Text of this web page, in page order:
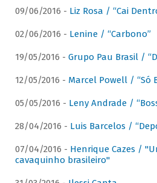
09/06/2016 - Liz Rosa / “Cai
02/06/2016 - Lenine / “Carbono”
19/05/2016 - Grupo Pau Brasil /
12/05/2016 - Marcel Powell / “Só
05/05/2016 - Leny Andrade /
28/04/2016 - Luis Barcelos /
07/04/2016 - Henrique Cazes /
cavaquinho brasileiro"